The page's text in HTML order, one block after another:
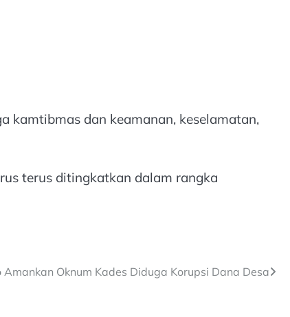
kamtibmas dan keamanan, keselamatan,
terus ditingkatkan dalam rangka
Amankan Oknum Kades Diduga Korupsi Dana Desa